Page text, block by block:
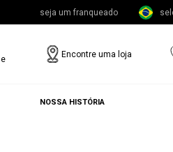
seja um franqueado
Encontre uma loja
NOSSA HISTÓRIA